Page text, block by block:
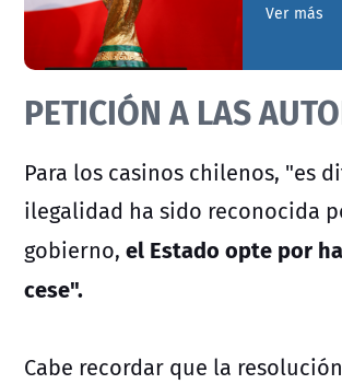
Ver más
PETICIÓN A LAS
Para los casinos chilenos, "es
ilegalidad ha sido reconocida
gobierno, el Estado opte por
cese".
Cabe recordar que la